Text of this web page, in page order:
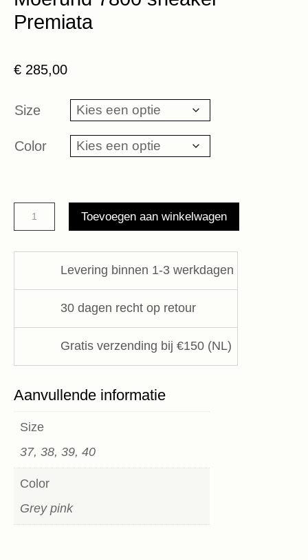
Premiata
€ 285,00
Size
Color
Moerund
7800
Toevoegen aan winkelwagen
Levering binnen 1-3 werkdagen
30 dagen recht op retour
Gratis verzending bij €150 (NL)
Aanvullende informatie
Size
37, 38, 39, 40
Color
Grey pink